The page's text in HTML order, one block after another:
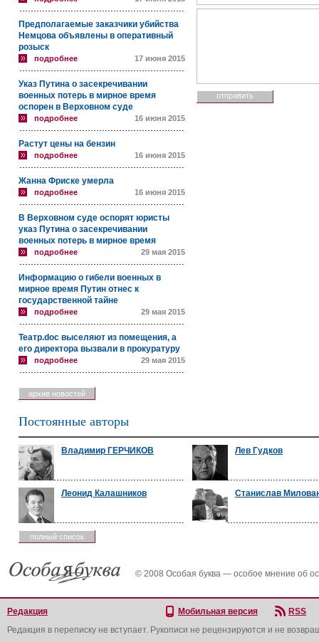
Предполагаемые заказчики убийства
Немцова объявлены в оперативный
розыск
подробнее 17 июня 2015
Указ Путина о засекречивании
военных потерь в мирное время
оспорен в Верховном суде
подробнее 16 июня 2015
Растут цены на бензин
подробнее 16 июня 2015
Жанна Фриске умерла
подробнее 16 июня 2015
В Верховном суде оспорят юристы
указ Путина о засекречивании
военных потерь в мирное время
подробнее 29 мая 2015
Информацию о гибели военных в
мирное время Путин отнес к
государственной тайне
подробнее 29 мая 2015
Театр.doc выселяют из помещения, а
его директора вызвали в прокуратуру
подробнее 29 мая 2015
архив новостей
Постоянные авторы
Владимир ГЕРЧИКОВ Лев Гудков
Леонид Калашников Станислав
полный список
© 2008 Особая буква — особое мнение об
Редакция Мобильная версия
RSS
Редакция в переписку не вступает. Рукописи не рецензируются и не